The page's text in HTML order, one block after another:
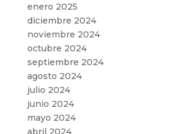
enero 2025
diciembre 2024
noviembre 2024
octubre 2024
septiembre 2024
agosto 2024
julio 2024
junio 2024
mayo 2024
abril 2024